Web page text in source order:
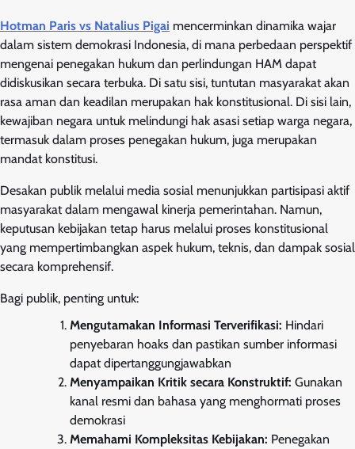
Hotman Paris vs Natalius Pigai mencerminkan dinamika wajar
dalam sistem demokrasi Indonesia, di mana perbedaan perspektif
mengenai penegakan hukum dan perlindungan HAM dapat
didiskusikan secara terbuka. Di satu sisi, tuntutan masyarakat akan
rasa aman dan keadilan merupakan hak konstitusional. Di sisi lain,
kewajiban negara untuk melindungi hak asasi setiap warga negara,
termasuk dalam proses penegakan hukum, juga merupakan
mandat konstitusi.
Desakan publik melalui media sosial menunjukkan partisipasi aktif
masyarakat dalam mengawal kinerja pemerintahan. Namun,
keputusan kebijakan tetap harus melalui proses konstitusional
yang mempertimbangkan aspek hukum, teknis, dan dampak sosial
secara komprehensif.
Bagi publik, penting untuk:
Mengutamakan Informasi Terverifikasi: Hindari
penyebaran hoaks dan pastikan sumber informasi
dapat dipertanggungjawabkan
Menyampaikan Kritik secara Konstruktif: Gunakan
kanal resmi dan bahasa yang menghormati proses
demokrasi
Memahami Kompleksitas Kebijakan: Penegakan